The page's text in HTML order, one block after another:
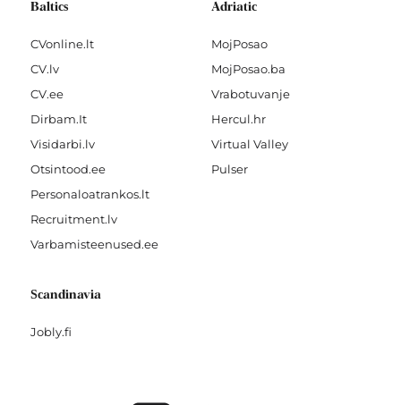
Baltics
CVonline.lt
CV.lv
CV.ee
Dirbam.It
Visidarbi.lv
Otsintood.ee
Personaloatrankos.lt
Recruitment.lv
Varbamisteenused.ee
Adriatic
MojPosao
MojPosao.ba
Vrabotuvanje
Hercul.hr
Virtual Valley
Pulser
Scandinavia
Jobly.fi